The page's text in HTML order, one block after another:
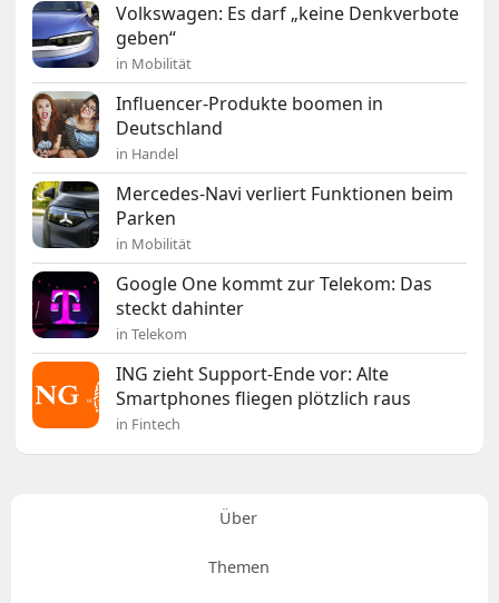
Volkswagen: Es darf „keine Denkverbote
geben“
in Mobilität
Influencer-Produkte boomen in
Deutschland
in Handel
Mercedes-Navi verliert Funktionen beim
Parken
in Mobilität
Google One kommt zur Telekom: Das
steckt dahinter
in Telekom
ING zieht Support-Ende vor: Alte
Smartphones fliegen plötzlich raus
in Fintech
Über
Themen